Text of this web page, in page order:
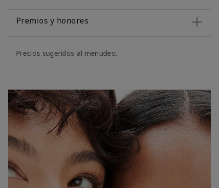
Premios y honores
Precios sugeridos al menudeo.